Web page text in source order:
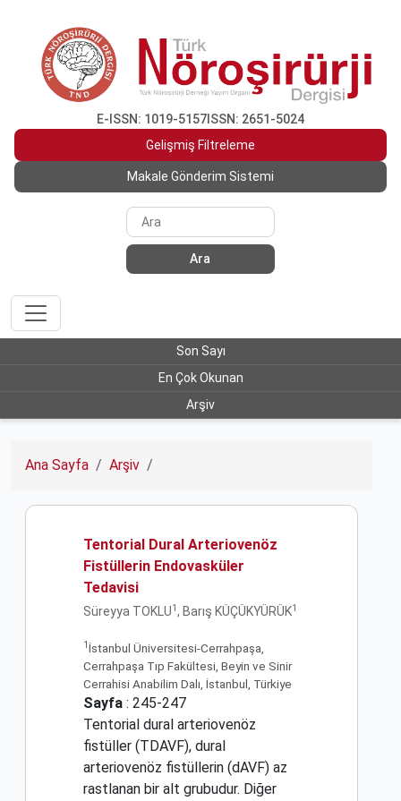
E-ISSN: 1019-5157 ISSN: 2651-5024
Gelişmiş Filtreleme
Makale Gönderim Sistemi
Ara
Son Sayı
En Çok Okunan
Arşiv
Ana Sayfa Arşiv
Tentorial Dural Arteriovenöz
Fistüllerin Endovasküler
Tedavisi
Süreyya TOKLU1 , Barış KÜÇÜKYÜRÜK1
1 İstanbul Üniversitesi-Cerrahpaşa,
Cerrahpaşa Tıp Fakültesi, Beyin ve Sinir
Cerrahisi Anabilim Dalı, İstanbul, Türkiye
Sayfa : 245-247
Tentorial dural arteriovenöz
fistüller (TDAVF), dural
arteriovenöz fistüllerin (dAVF) az
rastlanan bir alt grubudur. Diğer